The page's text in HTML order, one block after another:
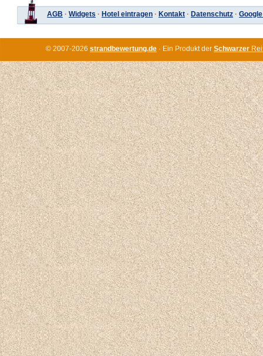
AGB · Widgets · Hotel eintragen · Kontakt · Datenschutz ·
© 2007-2026 strandbewertung.de · Ein Produkt der Schwarzer